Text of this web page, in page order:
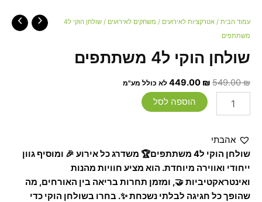
עמוד הבית / אטרקציות לאירועים / משחקים לאירועים
/ שולחן הוקי ל4
משתתפים
שולחן הוקי ל4 משתתפים
549.00₪
449.00 ₪ לא כולל מע"מ
הוספה לסל
אהבתי
שולחן הוקי ל4 משתתפים🏆 משדרג כל אירוע 🎉 ומוסיף גוון
ייחודי ואווירה מיוחדת. הוא מציע חוויות מהנות
ואינטראקטיביות 🤝, ומזמן תחרות בריאה בין האורחים, מה
שהופך כל חגיגה לבלתי נשכחת ✨. בחרו בשולחן הוקי כדי